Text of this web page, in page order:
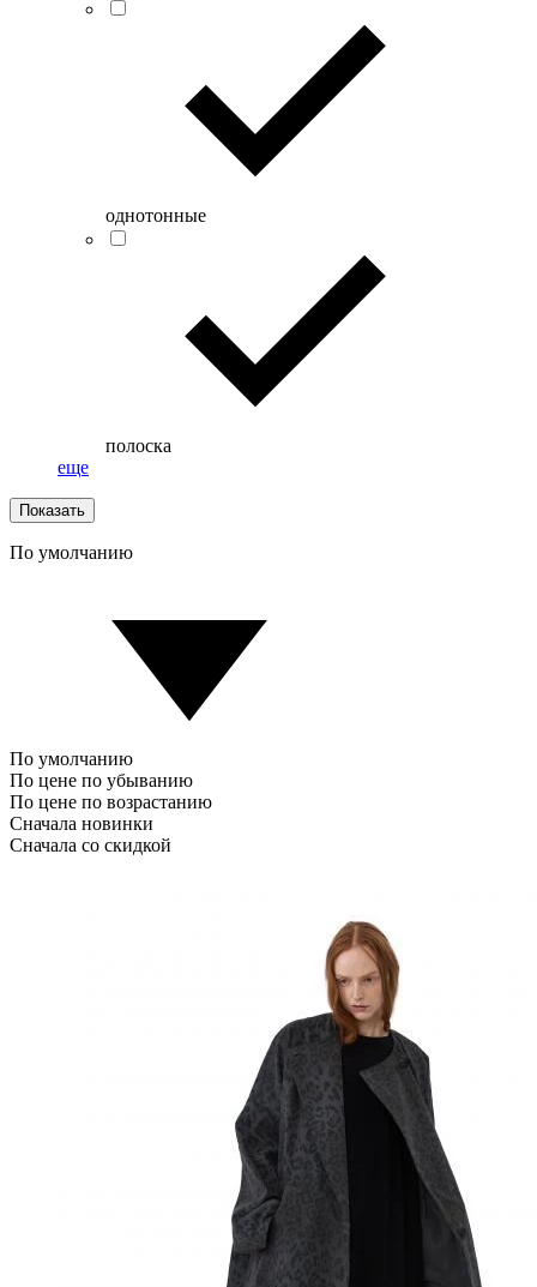
однотонные
полоска
еще
Показать
По умолчанию
По умолчанию
По цене по убыванию
По цене по возрастанию
Сначала новинки
Сначала со скидкой